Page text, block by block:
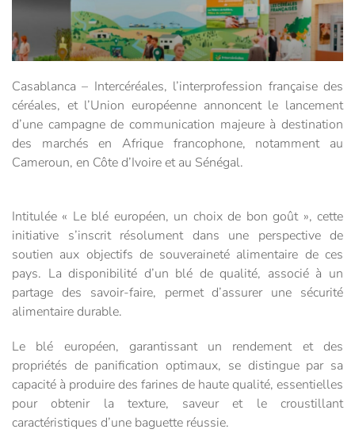
Casablanca – Intercéréales, l’interprofession française des
céréales, et l’Union européenne annoncent le lancement
d’une campagne de communication majeure à destination
des marchés en Afrique francophone, notamment au
Cameroun, en Côte d’Ivoire et au Sénégal.
Intitulée « Le blé européen, un choix de bon goût », cette
initiative s’inscrit résolument dans une perspective de
soutien aux objectifs de souveraineté alimentaire de ces
pays. La disponibilité d’un blé de qualité, associé à un
partage des savoir-faire, permet d’assurer une sécurité
alimentaire durable.
Le blé européen, garantissant un rendement et des
propriétés de panification optimaux, se distingue par sa
capacité à produire des farines de haute qualité, essentielles
pour obtenir la texture, saveur et le croustillant
caractéristiques d’une baguette réussie.